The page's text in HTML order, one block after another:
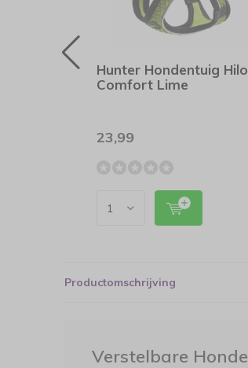
Hunter Hondentuig Hilo
Comfort Lime
23,99
Productomschrijving
Verstelbare